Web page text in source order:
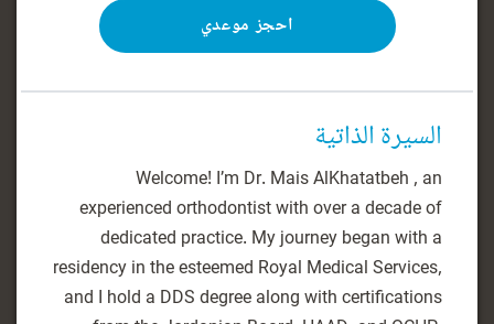
احجز موعدي
السيرة الذاتية
Welcome! I’m Dr. Mais AlKhatatbeh , an
experienced orthodontist with over a decade of
dedicated practice. My journey began with a
residency in the esteemed Royal Medical Services,
and I hold a DDS degree along with certifications